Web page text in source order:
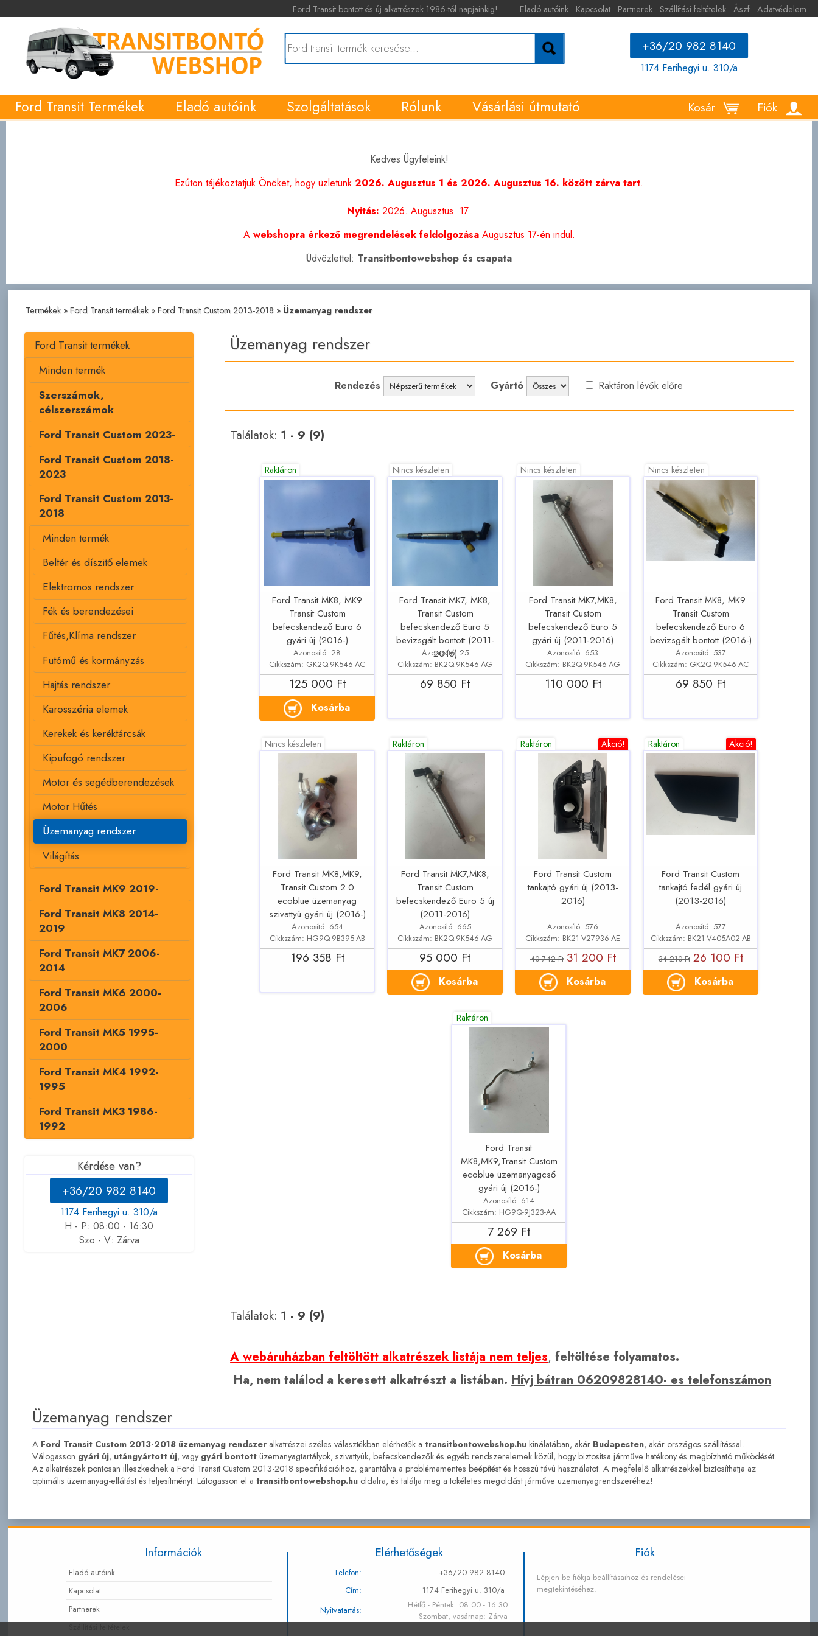
Ford Transit bontott és új alkatrészek 1986-tól napjainkig! Eladó autóink Kapcsolat Partnerek Szállítási feltételek Ászf Adatvédelem
+36/20 982 8140
1174 Ferihegyi u. 310/a
Ford Transit Termékek Eladó autóink Szolgáltatások Rólunk Vásárlási útmutató Fiók
Kosár
Kedves Ügyfeleink!
Ezúton tájékoztatjuk Önöket, hogy üzletünk 2026. Augusztus 1 és 2026. Augusztus 16. között zárva tart.
Nyitás: 2026. Augusztus. 17
A webshopra érkező megrendelések feldolgozásaAugusztus 17-én indul.
Üdvözlettel: Transitbontowebshop és csapata
Ford Transit termékek
Minden termék
Szerszámok,
célszerszámok
Ford Transit Custom 2023-
Ford Transit Custom 2018-
2023
Ford Transit Custom 2013-
2018
Minden termék
Beltér és díszitő elemek
Elektromos rendszer
Fék és berendezései
Fűtés,Klíma rendszer
Futómű és kormányzás
Hajtás rendszer
Karosszéria elemek
Kerekek és keréktárcsák
Kipufogó rendszer
Motor és segédberendezések
Motor Hűtés
Üzemanyag rendszer
Világítás
Ford Transit MK9 2019-
Ford Transit MK8 2014-
2019
Ford Transit MK7 2006-
2014
Ford Transit MK6 2000-
2006
Ford Transit MK5 1995-
2000
Ford Transit MK4 1992-
1995
Ford Transit MK3 1986-
1992
Kérdése van?
+36/20 982 8140
1174 Ferihegyi u. 310/a
H - P: 08:00 - 16:30
Szo - V: Zárva
Termékek» Ford Transit termékek» Ford Transit Custom 2013-2018» Üzemanyag rendszer
Üzemanyag rendszer
Rendezés Gyártó Raktáron lévők előre
Találatok: 1 - 9 (9)
Raktáron
Ford Transit MK8, MK9
Transit Custom
befecskendező Euro 6
gyári új (2016-)
Azonosító: 28
Cikkszám: GK2Q-9K546-AC
125 000 Ft
Kosárba
Nincs készleten
Ford Transit MK7, MK8,
Transit Custom
befecskendező Euro 5
bevizsgált bontott (2011-
2016)
Azonosító: 25
Cikkszám: BK2Q-9K546-AG
69 850 Ft
Nincs készleten
Ford Transit MK7,MK8,
Transit Custom
befecskendező Euro 5
gyári új (2011-2016)
Azonosító: 653
Cikkszám: BK2Q-9K546-AG
110 000 Ft
Nincs készleten
Ford Transit MK8, MK9
Transit Custom
befecskendező Euro 6
bevizsgált bontott (2016-)
Azonosító: 537
Cikkszám: GK2Q-9K546-AC
69 850 Ft
Nincs készleten
Ford Transit MK8,MK9,
Transit Custom 2.0
ecoblue üzemanyag
szivattyú gyári új (2016-)
Azonosító: 654
Cikkszám: HG9Q-9B395-AB
196 358 Ft
Raktáron
Ford Transit MK7,MK8,
Transit Custom
befecskendező Euro 5 új
(2011-2016)
Azonosító: 665
Cikkszám: BK2Q-9K546-AG
95 000 Ft
Kosárba
Akció!
Raktáron
Ford Transit Custom
tankajtó gyári új (2013-
2016)
Azonosító: 576
Cikkszám: BK21-V27936-AE
40 742 Ft 31 200 Ft
Kosárba
Akció!
Raktáron
Ford Transit Custom
tankajtó fedél gyári új
(2013-2016)
Azonosító: 577
Cikkszám: BK21-V405A02-AB
34 210 Ft 26 100 Ft
Kosárba
Raktáron
Ford Transit
MK8,MK9,Transit Custom
ecoblue üzemanyagcső
gyári új (2016-)
Azonosító: 614
Cikkszám: HG9Q-9J323-AA
7 269 Ft
Kosárba
Találatok: 1 - 9 (9)
A webáruházban feltöltött alkatrészek listája nem teljes,feltöltése folyamatos.
Ha, nem találod a keresett alkatrészt a listában. Hívj bátran 06209828140- es telefonszámon
Üzemanyag rendszer
A Ford Transit Custom 2013-2018 üzemanyag rendszeralkatrészei széles választékban elérhetők a transitbontowebshop.hukínálatában, akár Budapesten, akár országos szállítással.
Válogasson gyári új, utángyártott új, vagy gyári bontottüzemanyagtartályok, szivattyúk, befecskendezők és egyéb rendszerelemek közül, hogy biztosítsa járműve hatékony és megbízható működését.
Az alkatrészek pontosan illeszkednek a Ford Transit Custom 2013-2018 specifikációihoz, garantálva a problémamentes beépítést és hosszú távú használatot. A megfelelő alkatrészekkel biztosíthatja az
optimális üzemanyag-ellátást és teljesítményt. Látogasson el a transitbontowebshop.huoldalra, és találja meg a tökéletes megoldást járműve üzemanyagrendszeréhez!
Információk
Eladó autóink
Kapcsolat
Partnerek
Elérhetőségek
Telefon:
+36/20 982 8140
Cím:
1174 Ferihegyi u. 310/a
Nyitvatartás:
Hétfő - Péntek: 08:00 - 16:30
Szombat, vasárnap: Zárva
Fiók
Lépjen be fiókja beállításaihoz és rendelései
megtekintéséhez.